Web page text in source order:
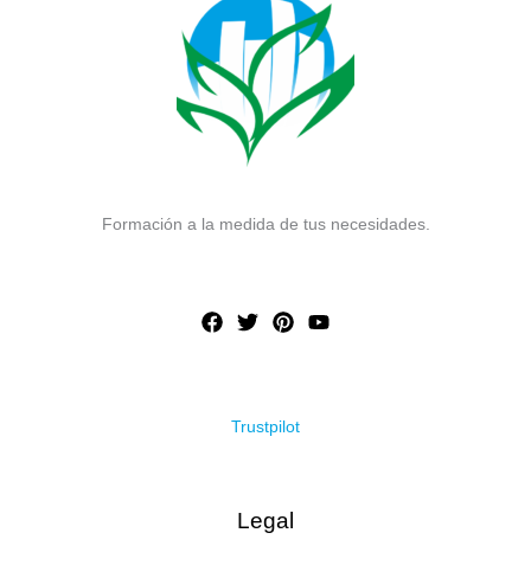
Formación a la medida de tus necesidades.
Trustpilot
Legal